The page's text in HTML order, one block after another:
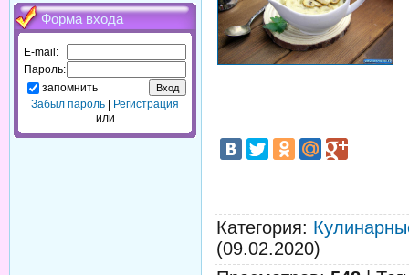
Форма входа
E-mail:
Пароль:
запомнить
Забыл пароль
Регистрация
или
Категория:
(09.02.2020)